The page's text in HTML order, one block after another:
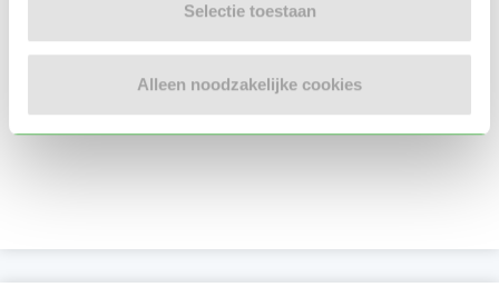
Selectie toestaan
Alleen noodzakelijke cookies